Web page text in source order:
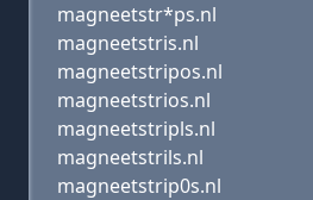
magneetstr*ps.nl
magneetstris.nl
magneetstripos.nl
magneetstrios.nl
magneetstripls.nl
magneetstrils.nl
magneetstrip0s.nl